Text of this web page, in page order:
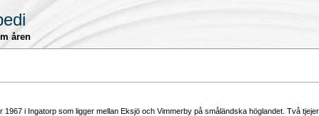
åren
1967 i Ingatorp som ligger mellan Eksjö och Vimmerby på småländska höglandet. Två